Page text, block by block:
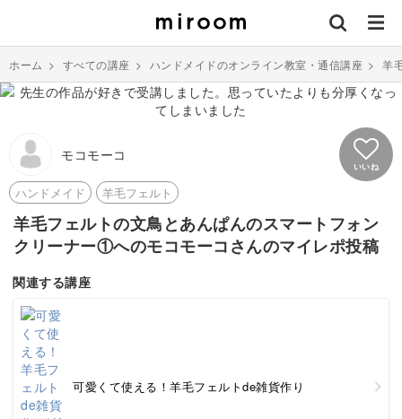
ホーム > すべての講座 > ハンドメイドのオンライン教室・通信講座 > 羊
モコモーコ
いいね
ハンドメイド 羊毛フェルト
羊毛フェルトの文鳥とあんぱんのスマートフォン
クリーナー①へのモコモーコさんのマイレポ投稿
関連する講座
可愛くて使える！羊毛フェルトde雑貨作り